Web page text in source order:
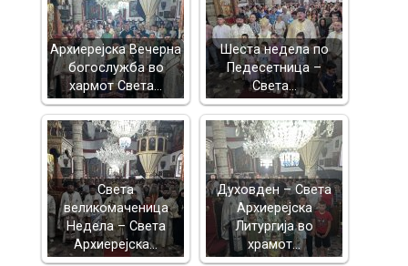
Архиерејска Вечерна
богослужба во
хармот Света…
Шеста недела по
Педесетница –
Света…
Света
великомаченица
Недела – Света
Архиерејска…
Духовден – Света
Архиерејска
Литургија во
храмот…